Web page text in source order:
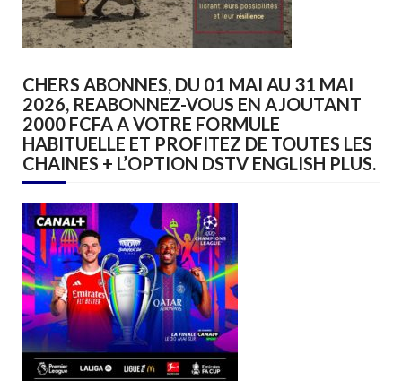
CHERS ABONNES, DU 01 MAI AU 31 MAI
2026, REABONNEZ-VOUS EN AJOUTANT
2000 FCFA A VOTRE FORMULE
HABITUELLE ET PROFITEZ DE TOUTES LES
CHAINES + L’OPTION DSTV ENGLISH PLUS.